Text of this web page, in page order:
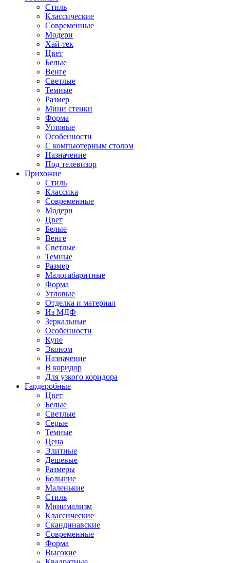
Стиль
Классические
Современные
Модерн
Хай-тек
Цвет
Белые
Венге
Светлые
Темные
Размер
Мини стенки
Форма
Угловые
Особенности
С компьютерным столом
Назначение
Под телевизор
Прихожие
Стиль
Классика
Современные
Модерн
Цвет
Белые
Венге
Светлые
Темные
Размер
Малогабаритные
Форма
Угловые
Отделка и материал
Из МДФ
Зеркальные
Особенности
Купе
Эконом
Назначение
В коридор
Для узкого коридора
Гардеробные
Цвет
Белые
Светлые
Серые
Темные
Цена
Элитные
Дешевые
Размеры
Большие
Маленькие
Стиль
Минимализм
Классические
Скандинавские
Современные
Форма
Высокие